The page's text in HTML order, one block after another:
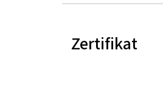
Zertifikat